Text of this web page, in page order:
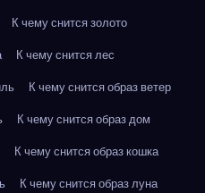
К чему снится золото
К чему снится лес
К чему снится образ ветер
К чему снится образ дом
К чему снится образ кошка
К чему снится образ луна